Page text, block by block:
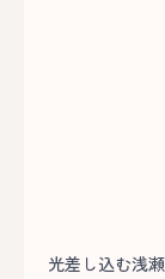
光差し込む浅